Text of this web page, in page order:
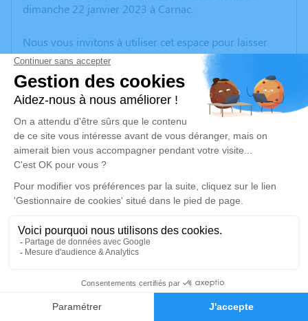
Faire-part Hommages
dimanche 22 janvier 2023 à Carnac.
Nous vous invitons à utiliser cet espace pour laisser
vos condoléances, partager des photos souvenirs, une
anecdote ou exprimer vos pensées à travers des
poèmes ou des textes. Cet endroit est un lieu
d'expression dédié à honorer la mémoire d’Alain
BESNARD.
Un service de plantation d’arbre hommage est
disponible ici.
Je rends hommage
Cérémonie religieuse
Église Saint-Cornély de Carnac
Carnac